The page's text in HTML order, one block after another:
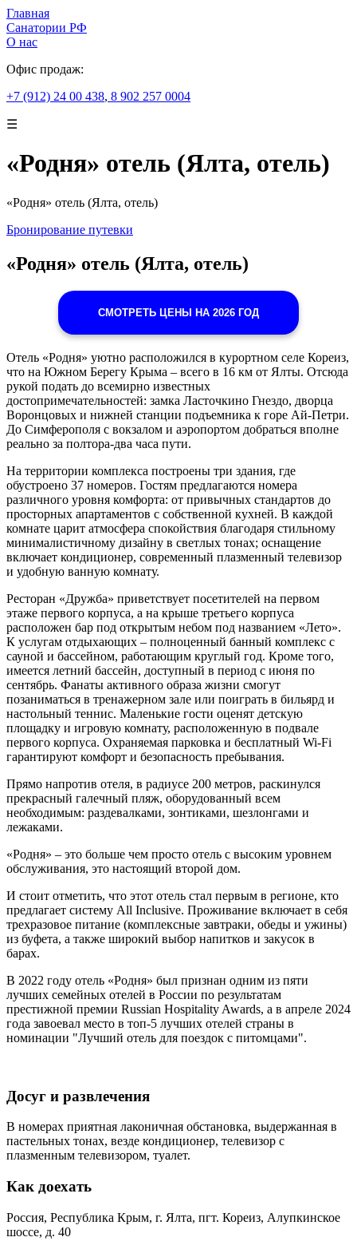
Главная
Санатории РФ
О нас
Офис продаж:
+7 (912) 24 00 438, 8 902 257 0004
☰
«Родня» отель (Ялта, отель)
«Родня» отель (Ялта, отель)
Бронирование путевки
«Родня» отель (Ялта, отель)
СМОТРЕТЬ ЦЕНЫ НА 2026 ГОД
Отель «Родня» уютно расположился в курортном селе Кореиз,
что на Южном Берегу Крыма – всего в 16 км от Ялты. Отсюда
рукой подать до всемирно известных
достопримечательностей: замка Ласточкино Гнездо, дворца
Воронцовых и нижней станции подъемника к горе Ай-Петри.
До Симферополя с вокзалом и аэропортом добраться вполне
реально за полтора-два часа пути.
На территории комплекса построены три здания, где
обустроено 37 номеров. Гостям предлагаются номера
различного уровня комфорта: от привычных стандартов до
просторных апартаментов с собственной кухней. В каждой
комнате царит атмосфера спокойствия благодаря стильному
минималистичному дизайну в светлых тонах; оснащение
включает кондиционер, современный плазменный телевизор
и удобную ванную комнату.
Ресторан «Дружба» приветствует посетителей на первом
этаже первого корпуса, а на крыше третьего корпуса
расположен бар под открытым небом под названием «Лето».
К услугам отдыхающих – полноценный банный комплекс с
сауной и бассейном, работающим круглый год. Кроме того,
имеется летний бассейн, доступный в период с июня по
сентябрь. Фанаты активного образа жизни смогут
позаниматься в тренажерном зале или поиграть в бильярд и
настольный теннис. Маленькие гости оценят детскую
площадку и игровую комнату, расположенную в подвале
первого корпуса. Охраняемая парковка и бесплатный Wi-Fi
гарантируют комфорт и безопасность пребывания.
Прямо напротив отеля, в радиусе 200 метров, раскинулся
прекрасный галечный пляж, оборудованный всем
необходимым: раздевалками, зонтиками, шезлонгами и
лежаками.
«Родня» – это больше чем просто отель с высоким уровнем
обслуживания, это настоящий второй дом.
И стоит отметить, что этот отель стал первым в регионе, кто
предлагает систему All Inclusive. Проживание включает в себя
трехразовое питание (комплексные завтраки, обеды и ужины)
из буфета, а также широкий выбор напитков и закусок в
барах.
В 2022 году отель «Родня» был признан одним из пяти
лучших семейных отелей в России по результатам
престижной премии Russian Hospitality Awards, а в апреле 2024
года завоевал место в топ-5 лучших отелей страны в
номинации "Лучший отель для поездок с питомцами".
Досуг и развлечения
В номерах приятная лаконичная обстановка, выдержанная в
пастельных тонах, везде кондиционер, телевизор с
плазменным телевизором, туалет.
Как доехать
Россия, Республика Крым, г. Ялта, пгт. Кореиз, Алупкинское
шоссе, д. 40